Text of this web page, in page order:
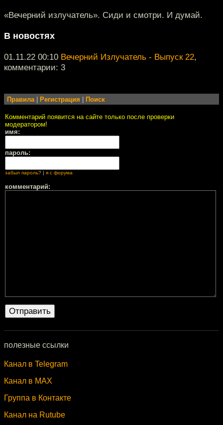
«Вечерний излучатель». Сиди и смотри. И думай.
В новостях
01.11.22 00:10 Вечерний Излучатель - Выпуск 22,
комментарии: 3
Правила| Регистрация Поиск
Комментарий появится на сайте только после проверки
модератором!
имя:
пароль:
забыл пароль? я с форума
комментарий:
полезные ссылки
Канал в Telegram
Канал в MAX
Группа в Контакте
Канал на Rutube